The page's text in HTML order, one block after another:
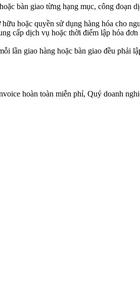
bàn giao từng hạng mục, công đoạn
hoặc quyền sử dụng hàng hóa cho
cấp dịch vụ hoặc thời điểm lập hóa
lần giao hàng hoặc bàn giao đều
hoàn toàn miễn phí, Quý doanh